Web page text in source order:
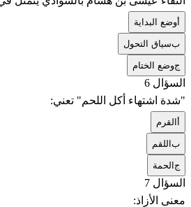
وضع البداية
بسياق التحول
جوضع الختام
السؤال 6
"شدة اشتهاء أكل اللحم" تعني:
القرم
باللقم
جالحمة
السؤال 7
معنى الأزاذ: